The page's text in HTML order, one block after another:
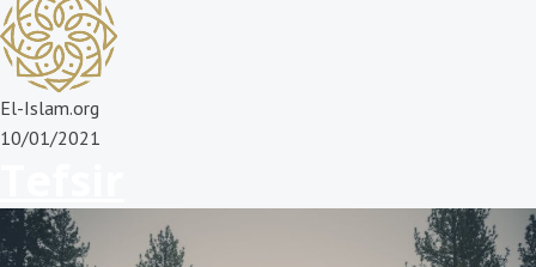
El-Islam.org
10/01/2021